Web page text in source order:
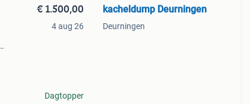
€ 1.500,00
4 aug 26
Dagtopper
kacheldump Deurningen
Deurningen